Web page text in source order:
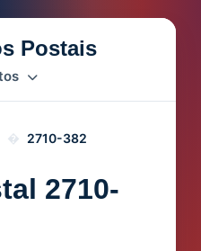
Postais
2710-382
2710-